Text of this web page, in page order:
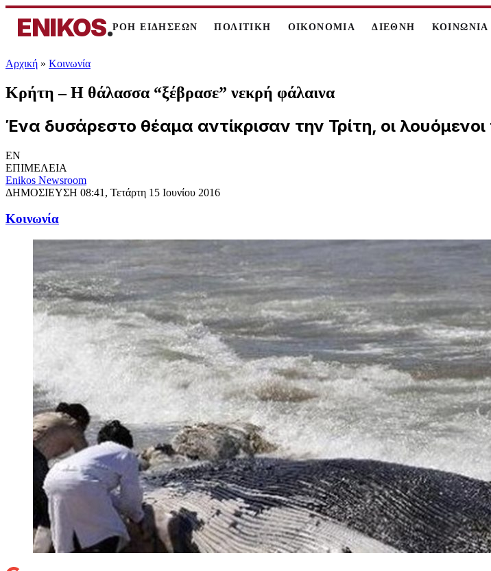
ENIKOS.ΡΟΗ ΕΙΔΗΣΕΩΝ ΠΟΛΙΤΙΚΗ ΟΙΚΟΝΟΜΙΑ ΔΙΕΘΝΗ ΚΟΙΝΩΝΙΑ
Αρχική » Κοινωνία
Κρήτη – Η θάλασσα “ξέβρασε” νεκρή φάλαινα
Ένα δυσάρεστο θέαμα αντίκρισαν την Τρίτη, οι
EN
ΕΠΙΜΕΛΕΙΑ
Enikos Newsroom
ΔΗΜΟΣΙΕΥΣΗ 08:41, Τετάρτη 15 Ιουνίου 2016
Κοινωνία